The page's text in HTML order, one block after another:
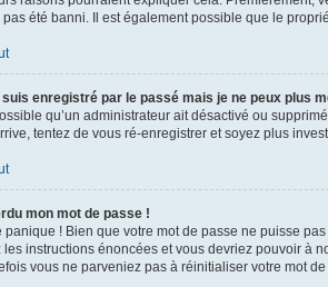
pas été banni. Il est également possible que le
enregistré par le passé mais je ne peux plus
qu’un administrateur ait désactivé ou
tentez de vous ré-enregistrer et soyez plus
mon mot de passe !
panique ! Bien que votre mot de passe ne puisse
les instructions énoncées et vous devriez pouvoir à
vous ne parveniez pas à réinitialiser votre mot